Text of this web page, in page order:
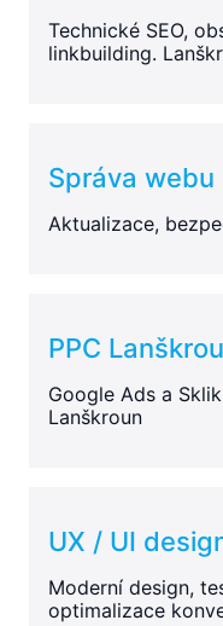
Technické SEO,
linkbuilding.
Správa webu
Aktualizace,
PPC
Google Ads a
Lanškroun
UX / UI
Moderní design,
optimalizace